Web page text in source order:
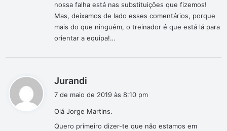
nossa falha está nas substituições que fizemos!
Mas, deixamos de lado esses comentários, porque
mais do que ninguém, o treinador é que está lá para
orientar a equipa!…
Jurandi
s
e
7 de maio de 2019 às 8:10 pm
Olá Jorge Martins.
Quero primeiro dizer-te que não estamos em